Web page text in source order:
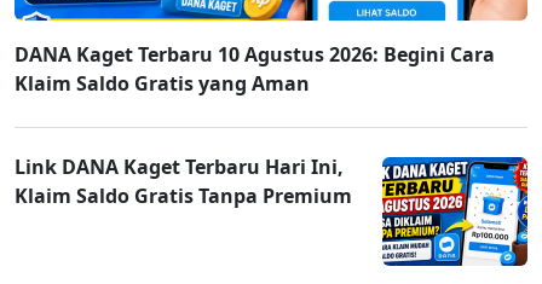
DANA Kaget Terbaru 10 Agustus 2026: Begini Cara
Klaim Saldo Gratis yang Aman
Link DANA Kaget Terbaru Hari Ini,
Klaim Saldo Gratis Tanpa Premium